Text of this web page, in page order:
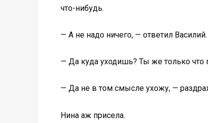
что-нибудь.
— А не надо ничего, — ответил
— Да куда уходишь? Ты же только
— Да не в том смысле ухожу, —
Нина аж присела.